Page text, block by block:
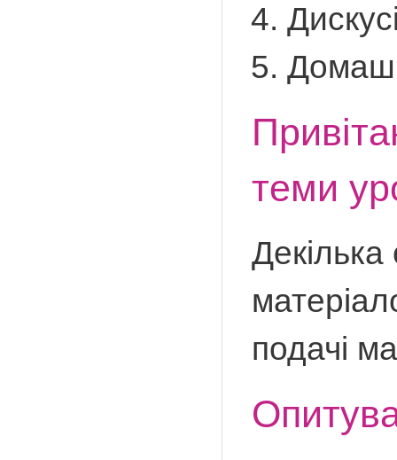
теми
Декілька
подачі